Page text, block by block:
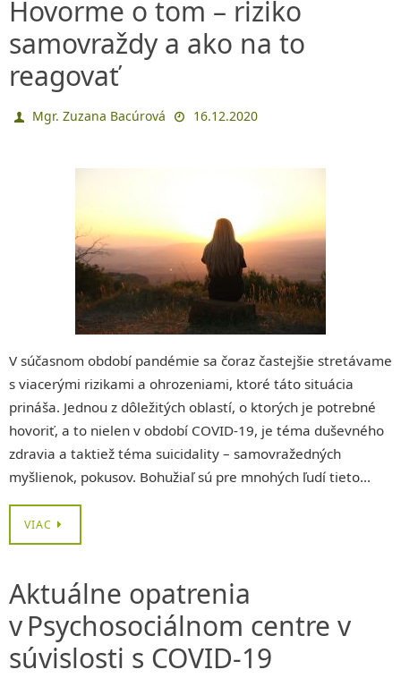
Hovorme o tom – riziko
samovraždy a ako na to
reagovať
Mgr. Zuzana Bacúrová 16.12.2020
V súčasnom období pandémie sa čoraz častejšie stretávame
s viacerými rizikami a ohrozeniami, ktoré táto situácia
prináša. Jednou z dôležitých oblastí, o ktorých je potrebné
hovoriť, a to nielen v období COVID-19, je téma duševného
zdravia a taktiež téma suicidality – samovražedných
myšlienok, pokusov. Bohužiaľ sú pre mnohých ľudí tieto…
VIAC
Aktuálne opatrenia
v Psychosociálnom centre v
súvislosti s COVID-19